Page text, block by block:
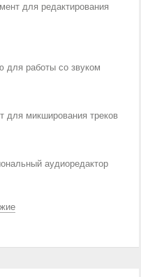
для редактирования
работы со звуком
для микширования треков
аудиоредактор